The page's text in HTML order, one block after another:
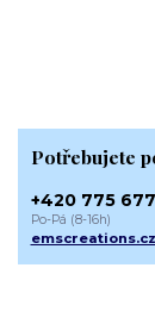
Potřebujete
+420 775
Po-Pá (8-16h)